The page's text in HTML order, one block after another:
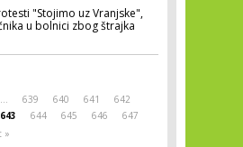
"Stojimo uz Vranjske",
u bolnici zbog štrajka
… 639 640 641
642
643
644 645 646
647
»